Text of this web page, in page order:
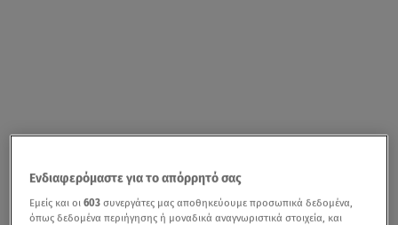
Ενδιαφερόμαστε για το απόρρητό σας
Εμείς και οι603 συνεργάτες μας αποθηκεύουμε προσωπικά δεδομένα,
όπως δεδομένα περιήγησης ή μοναδικά αναγνωριστικά στοιχεία, και